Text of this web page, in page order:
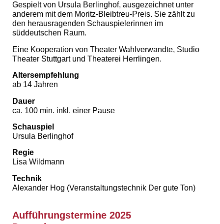
Gespielt von Ursula Berlinghof, ausgezeichnet unter
anderem mit dem Moritz-Bleibtreu-Preis. Sie zählt zu
den herausragenden Schauspielerinnen im
süddeutschen Raum.
Eine Kooperation von Theater Wahlverwandte, Studio
Theater Stuttgart und Theaterei Herrlingen.
Altersempfehlung
ab 14 Jahren
Dauer
ca. 100 min. inkl. einer Pause
Schauspiel
Ursula Berlinghof
Regie
Lisa Wildmann
Technik
Alexander Hog (Veranstaltungstechnik Der gute Ton)
Aufführungstermine 2025